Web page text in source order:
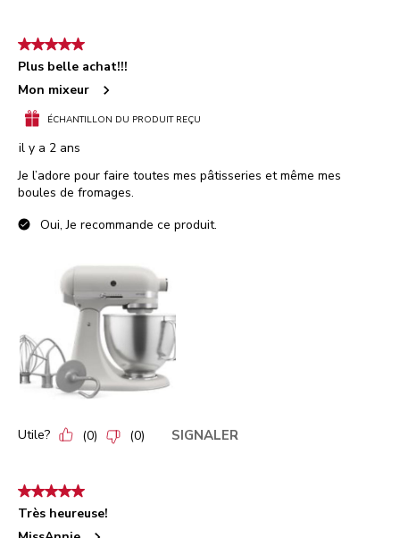
5 étoile(s) sur 5.
Plus belle achat!!!
Mon mixeur
ÉCHANTILLON DU PRODUIT REÇU
il y a 2 ans
Je l’adore pour faire toutes mes pâtisseries et même mes
boules de fromages.
Oui, Je recommande ce produit.
Utile? (0) (0) SIGNALER
5 étoile(s) sur 5.
Très heureuse!